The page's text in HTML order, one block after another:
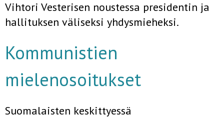
Vihtori Vesterisen noustessa presidentin ja
hallituksen väliseksi yhdysmieheksi.
Kommunistien
mielenosoitukset
Suomalaisten keskittyessä